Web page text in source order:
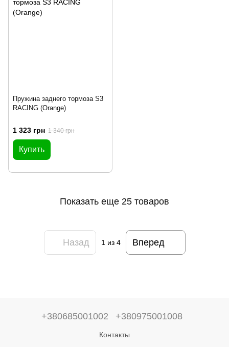
Пружина заднего тормоза S3
RACING (Orange)
1 323 грн 1 340 грн
Купить
Показать еще 25 товаров
Назад 1 из 4 Вперед
+380685001002 +380975001008
Контакты